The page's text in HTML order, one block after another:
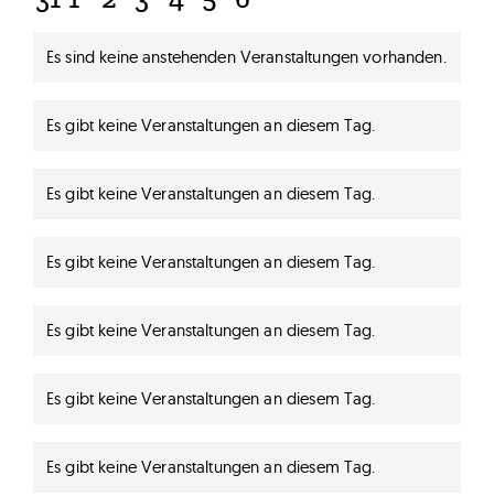
Hinweis
Es sind keine anstehenden Veranstaltungen vorhanden.
Hinweis
Es gibt keine Veranstaltungen an diesem Tag.
Hinweis
Es gibt keine Veranstaltungen an diesem Tag.
Hinweis
Es gibt keine Veranstaltungen an diesem Tag.
Hinweis
Es gibt keine Veranstaltungen an diesem Tag.
Hinweis
Es gibt keine Veranstaltungen an diesem Tag.
Hinweis
Es gibt keine Veranstaltungen an diesem Tag.